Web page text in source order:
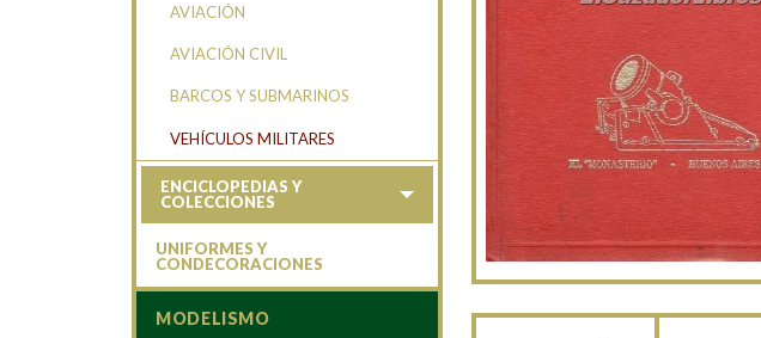
AVIACIÓN
AVIACIÓN CIVIL
BARCOS Y SUBMARINOS
VEHÍCULOS MILITARES
ENCICLOPEDIAS Y
COLECCIONES
UNIFORMES Y
CONDECORACIONES
MODELISMO